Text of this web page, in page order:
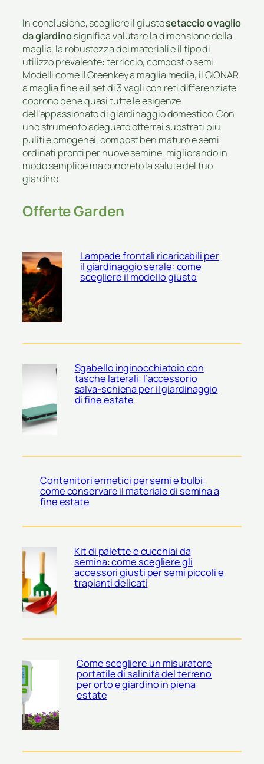
In conclusione, scegliere il giustosetaccio o vaglio
da giardinosignifica valutare la dimensione della
maglia, la robustezza dei materiali e il tipo di
utilizzo prevalente: terriccio, compost o semi.
Modelli come il Greenkey a maglia media, il GIONAR
a maglia fine e il set di 3 vagli con reti differenziate
coprono bene quasi tutte le esigenze
dell’appassionato di giardinaggio domestico. Con
uno strumento adeguato otterrai substrati più
puliti e omogenei, compost ben maturo e semi
ordinati pronti per nuove semine, migliorando in
modo semplice ma concreto la salute del tuo
giardino.
Offerte Garden
Lampade frontali ricaricabili per
il giardinaggio serale: come
scegliere il modello giusto
Sgabello inginocchiatoio con
tasche laterali: l’accessorio
salva-schiena per il giardinaggio
di fine estate
Contenitori ermetici per semi e bulbi:
come conservare il materiale di semina a
fine estate
Kit di palette e cucchiai da
semina: come scegliere gli
accessori giusti per semi piccoli e
trapianti delicati
Come scegliere un misuratore
portatile di salinità del terreno
per orto e giardino in piena
estate